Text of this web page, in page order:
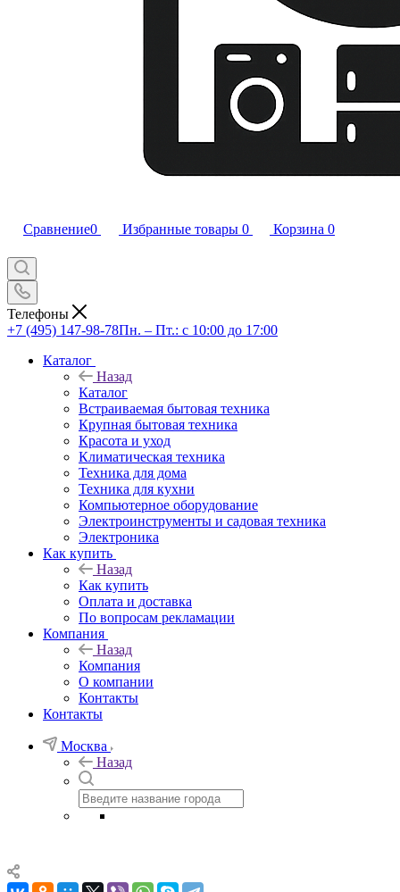
Сравнение0 Избранные товары 0 Корзина 0
Телефоны
+7 (495) 147-98-78Пн. – Пт.: с 10:00 до 17:00
Каталог
Назад
Каталог
Встраиваемая бытовая техника
Крупная бытовая техника
Красота и уход
Климатическая техника
Техника для дома
Техника для кухни
Компьютерное оборудование
Электроинструменты и садовая техника
Электроника
Как купить
Назад
Как купить
Оплата и доставка
По вопросам рекламации
Компания
Назад
Компания
О компании
Контакты
Контакты
Москва
Назад